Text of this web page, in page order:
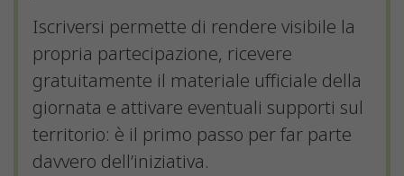
Iscriversi permette di rendere visibile la
propria partecipazione, ricevere
gratuitamente il materiale ufficiale della
giornata e attivare eventuali supporti sul
territorio: è il primo passo per far parte
davvero dell’iniziativa.